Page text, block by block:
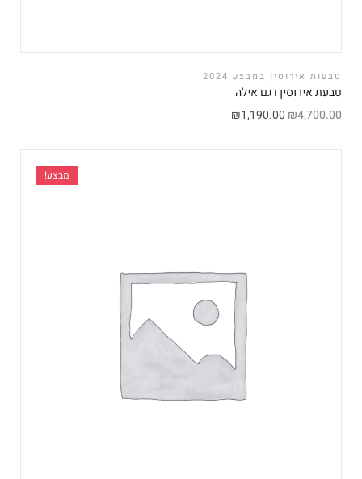
טבעות אירוסין במבצע 2024
טבעת אירוסין דגם אילה
₪4,700.00
₪1,190.00
מבצע!